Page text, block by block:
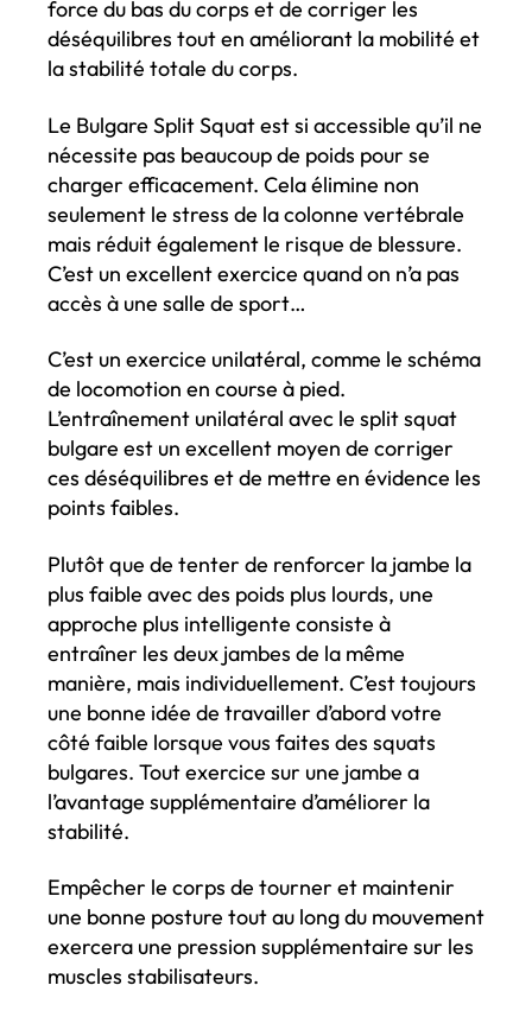
force du bas du corps et de corriger les
déséquilibres tout en améliorant la mobilité et
la stabilité totale du corps.
Le Bulgare Split Squat est si accessible qu’il ne
nécessite pas beaucoup de poids pour se
charger efficacement. Cela élimine non
seulement le stress de la colonne vertébrale
mais réduit également le risque de blessure.
C’est un excellent exercice quand on n’a pas
accès à une salle de sport…
C’est un exercice unilatéral, comme le schéma
de locomotion en course à pied.
L’entraînement unilatéral avec le split squat
bulgare est un excellent moyen de corriger
ces déséquilibres et de mettre en évidence les
points faibles.
Plutôt que de tenter de renforcer la jambe la
plus faible avec des poids plus lourds, une
approche plus intelligente consiste à
entraîner les deux jambes de la même
manière, mais individuellement. C’est toujours
une bonne idée de travailler d’abord votre
côté faible lorsque vous faites des squats
bulgares. Tout exercice sur une jambe a
l’avantage supplémentaire d’améliorer la
stabilité.
Empêcher le corps de tourner et maintenir
une bonne posture tout au long du mouvement
exercera une pression supplémentaire sur les
muscles stabilisateurs.